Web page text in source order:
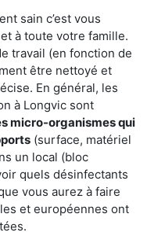
sain c’est vous
à toute votre famille.
travail (en fonction de
être nettoyé et
En général, les
à Longvic sont
micro-organismes qui
(surface, matériel
un local (bloc
quels désinfectants
vous aurez à faire
et européennes ont